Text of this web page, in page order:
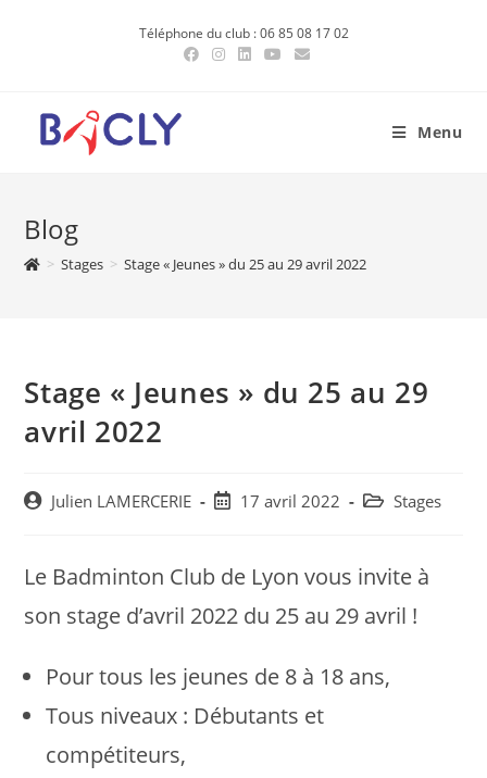
Téléphone du club : 06 85 08 17 02
Menu
Blog
> Stages > Stage « Jeunes » du 25 au 29 avril 2022
Stage « Jeunes » du 25 au 29
avril 2022
PostJulien LAMERCERIE
Post17 avril 2022
Post Stages
Le Badminton Club de Lyon vous invite à
son stage d’avril 2022 du 25 au 29 avril !
Pour tous les jeunes de 8 à 18 ans,
Tous niveaux : Débutants et
compétiteurs,